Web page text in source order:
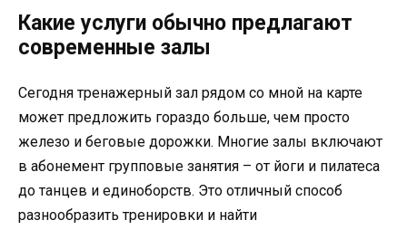
Какие услуги обычно предлагают
современные залы
Сегодня тренажерный зал рядом со мной на карте
может предложить гораздо больше, чем просто
железо и беговые дорожки. Многие залы включают
в абонемент групповые занятия – от йоги и пилатеса
до танцев и единоборств. Это отличный способ
разнообразить тренировки и найти